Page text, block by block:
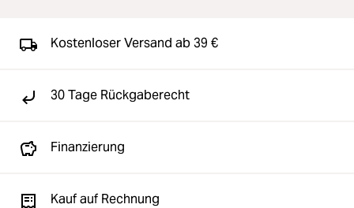
Kostenloser Versand ab 39 €
30 Tage Rückgaberecht
Finanzierung
Kauf auf Rechnung